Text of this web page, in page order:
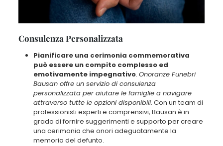
Consulenza Personalizzata
Pianificare una cerimonia commemorativa
può essere un compito complesso ed
emotivamente impegnativo. Onoranze Funebri
Bausan offre un servizio di consulenza
personalizzata per aiutare le famiglie a navigare
attraverso tutte le opzioni disponibili. Con un team di
professionisti esperti e comprensivi, Bausan è in
grado di fornire suggerimenti e supporto per creare
una cerimonia che onori adeguatamente la
memoria del defunto.